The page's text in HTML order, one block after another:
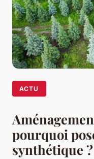
ACTU
pourquoi
synthétique ?